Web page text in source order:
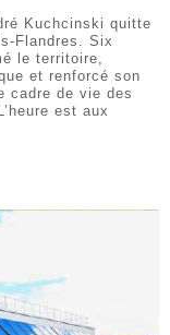
Kuchcinski quitte
Flandres. Six
le territoire,
et renforcé son
cadre de vie des
est aux